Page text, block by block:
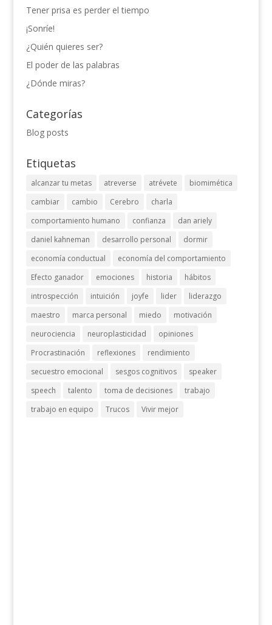
Tener prisa es perder el tiempo
¡Sonríe!
¿Quién quieres ser?
El poder de las palabras
¿Dónde miras?
Categorías
Blog posts
Etiquetas
alcanzar tu metas atreverse atrévete
biomimética
cambiar
cambio Cerebro
charla
comportamiento humano
confianza
dan ariely
daniel kahneman
desarrollo personal
dormir
economía conductual
economía del comportamiento
Efecto ganador
emociones historia
hábitos
introspección
intuición joyfe lider
liderazgo
maestro
marca personal miedo
motivación
neurociencia
neuroplasticidad
opiniones
Procrastinación
reflexiones
rendimiento
secuestro emocional
sesgos cognitivos
speaker
speech
talento toma de decisiones
trabajo
trabajo en equipo
Trucos Vivir mejor